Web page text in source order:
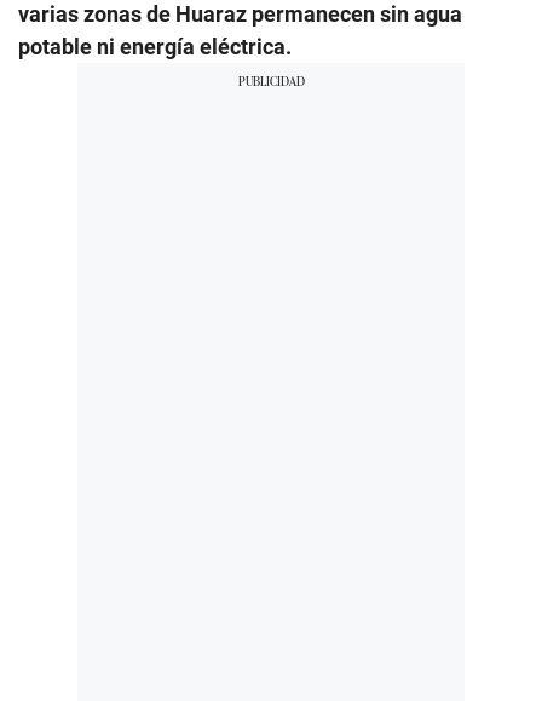
varias zonas de Huaraz permanecen sin agua
potable ni energía eléctrica.